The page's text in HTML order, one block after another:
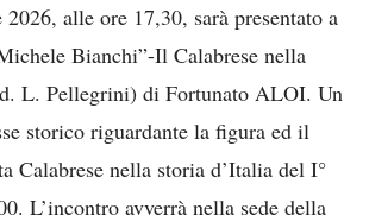
alle ore 17,30, sarà presentato a
Bianchi”-Il Calabrese nella
L. Pellegrini) di Fortunato ALOI. Un
storico riguardante la figura ed il
Calabrese nella storia d’Italia del I°
L’incontro avverrà nella sede della